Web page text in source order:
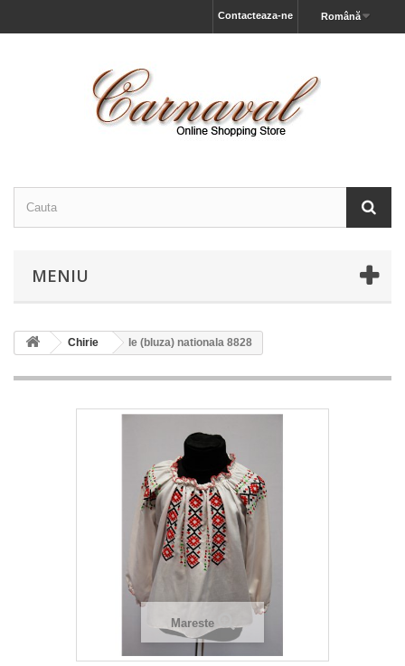
Română
Contacteaza-ne
MENIU
Chirie Ie (bluza) nationala 8828
Mareste